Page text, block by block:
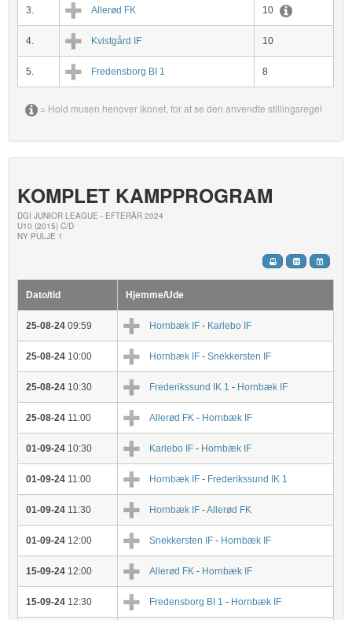
3. Allerød FK 10
4. Kvistgård IF 10
5. Fredensborg BI 1 8
= Hold musen henover ikonet, for at se den anvendte stillingsregel
KOMPLET KAMPPROGRAM
DGI JUNIOR LEAGUE - EFTERÅR 2024
U10 (2015) C/D
NY PULJE 1
Dato/tid Hjemme/Ude
25-08-24 09:59 Hornbæk IF - Karlebo IF
25-08-24 10:00 Hornbæk IF -Snekkersten IF
25-08-24 10:30 Frederikssund IK 1 - Hornbæk IF
25-08-24 11:00 Allerød FK - Hornbæk IF
01-09-24 10:30 Karlebo IF - Hornbæk IF
01-09-24 11:00 Hornbæk IF - Frederikssund IK 1
01-09-24 11:30 Hornbæk IF -Allerød FK
01-09-24 12:00 Snekkersten IF - Hornbæk IF
15-09-24 12:00 Allerød FK - Hornbæk IF
15-09-24 12:30 Fredensborg BI 1 - Hornbæk IF